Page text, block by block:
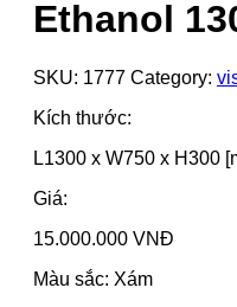
Ethanol
SKU: 1777 Category:
Kích thước:
L1300 x W750 x H300
Giá:
15.000.000 VNĐ
Màu sắc: Xám